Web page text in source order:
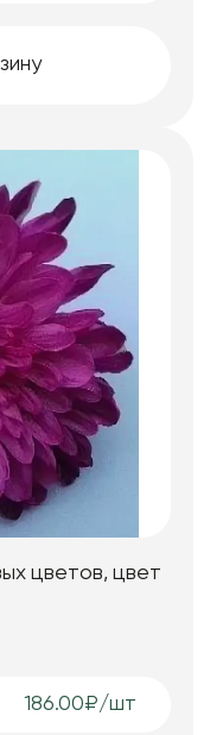
цветов, цвет
186.00₽/шт